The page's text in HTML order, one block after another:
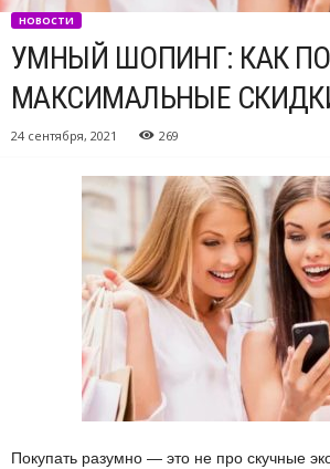
НОВОСТИ
УМНЫЙ ШОПИНГ: КАК
МАКСИМАЛЬНЫЕ
24 сентября, 2021 269
Покупать разумно — это не про скучные